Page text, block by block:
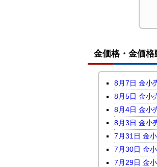
金価格・金価格
8月7日 金小
8月5日 金小
8月4日 金小
8月3日 金小
7月31日 金
7月30日 金
7月29日 金